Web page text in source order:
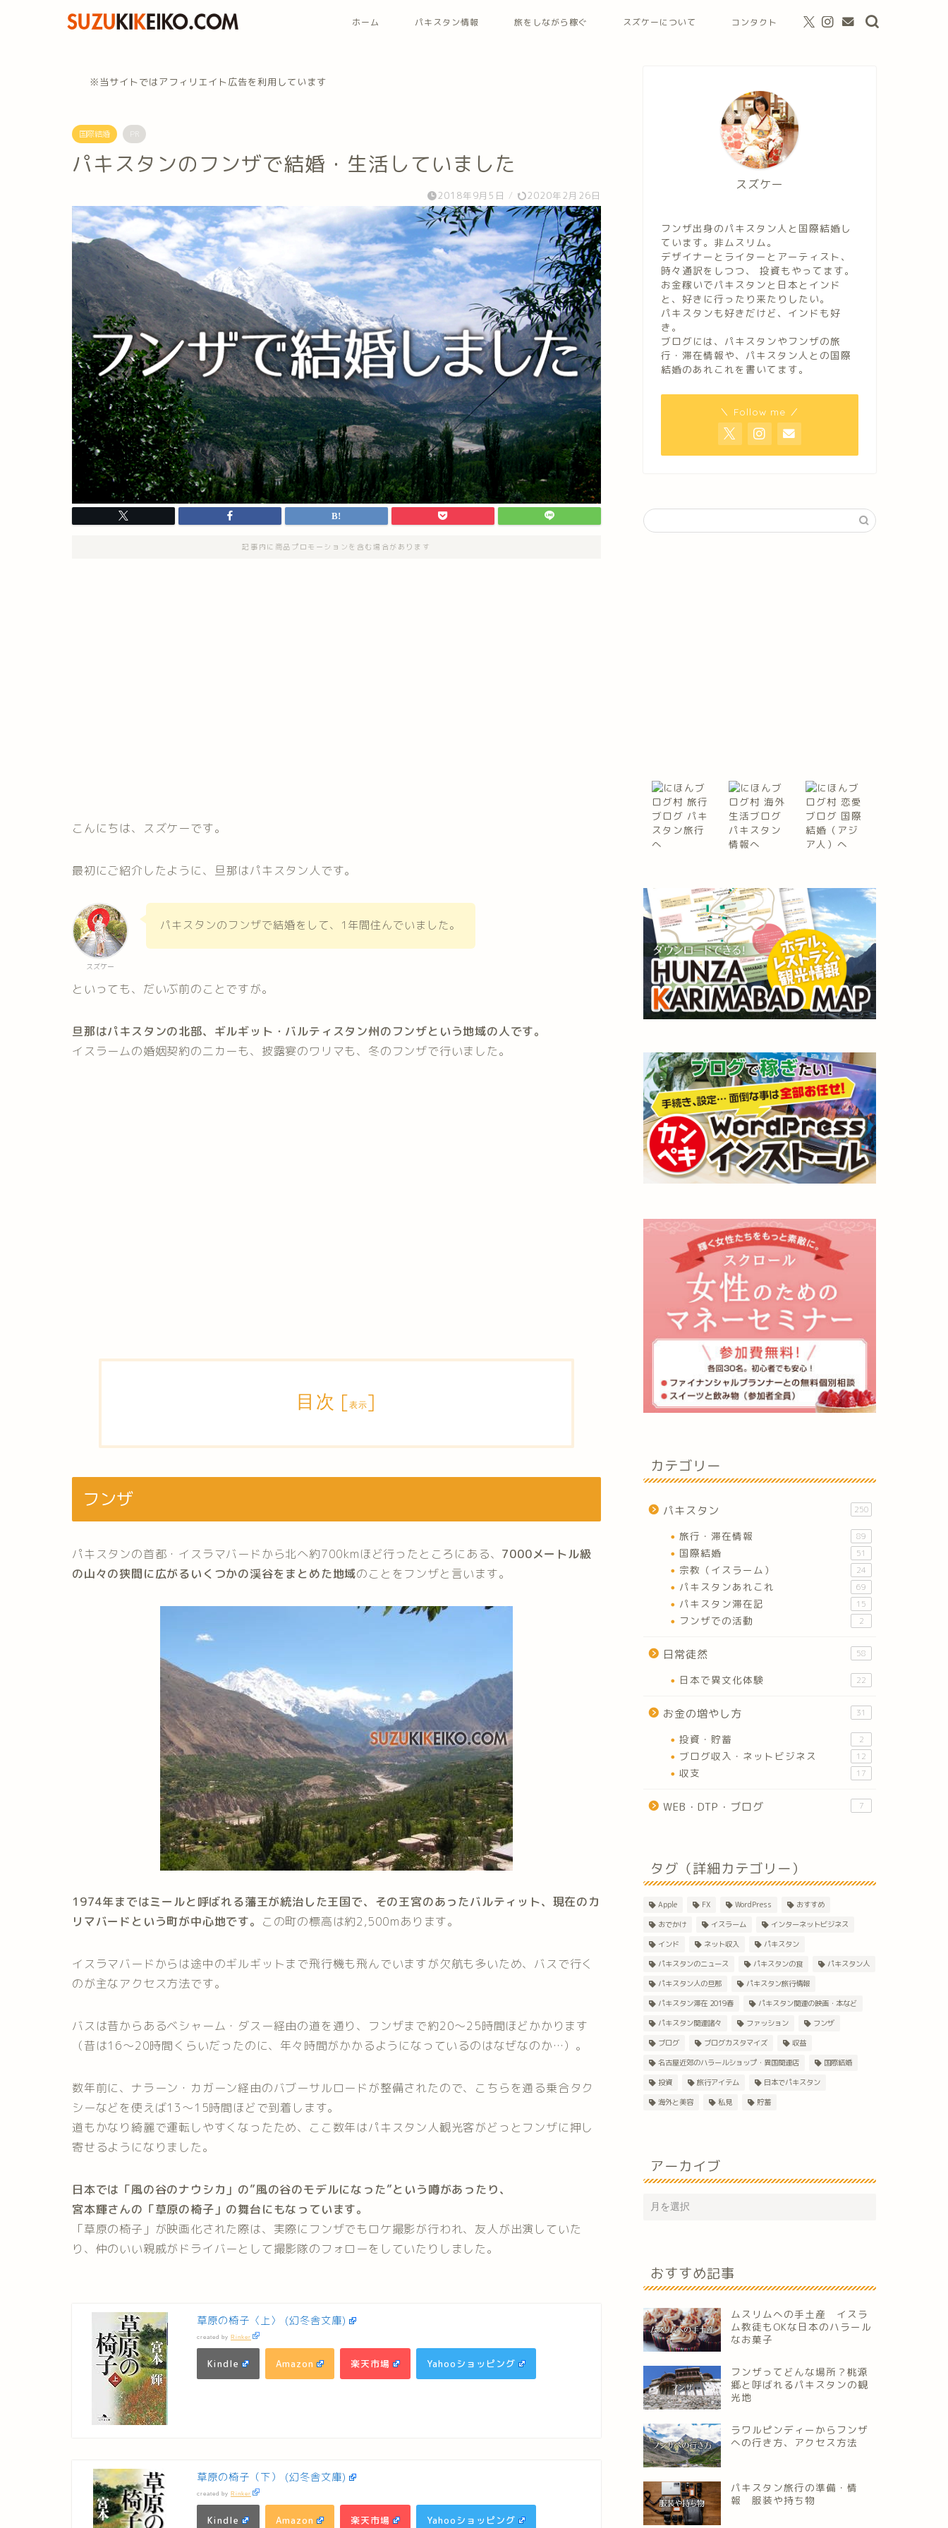
ホーム パキスタン情報 旅をしながら稼ぐ スズケーについて コンタクト
※当サイトではアフィリエイト広告を利用しています
国際結婚 PR
パキスタンのフンザで結婚・生活していました
2018年9月5日 / 2020年2月26日
記事内に商品プロモーションを含む場合があります
こんにちは、スズケーです。
最初にご紹介したように、旦那はパキスタン人です。
スズケー
パキスタンのフンザで結婚をして、1年間住んでいました。
といっても、だいぶ前のことですが。
旦那はパキスタンの北部、ギルギット・バルティスタン州のフンザという地域の人です。
イスラームの婚姻契約の二カーも、披露宴のワリマも、冬のフンザで行いました。
目次 [表示]
フンザ
パキスタンの首都・イスラマバードから北へ約700kmほど行ったところにある、 7000メートル級
の山々の狭間に広がるいくつかの渓谷をまとめた地域のことをフンザと言います。
1974年まではミールと呼ばれる藩王が統治した王国で、その王宮のあったバルティット、現在のカ
リマバードという町が中心地です。 この町の標高は約2,500mあります。
イスラマバードからは途中のギルギットまで飛行機も飛んでいますが欠航も多いため、バスで行く
のが主なアクセス方法です。
バスは昔からあるベシャーム・ダスー経由の道を通り、フンザまで約20〜25時間ほどかかります
（昔は16〜20時間くらいだったのに、年々時間がかかるようになっているのはなぜなのか…）。
数年前に、ナラーン・カガーン経由のバブーサルロードが整備されたので、こちらを通る乗合タク
シーなどを使えば13〜15時間ほどで到着します。
道もかなり綺麗で運転しやすくなったため、ここ数年はパキスタン人観光客がどっとフンザに押し
寄せるようになりました。
日本では「風の谷のナウシカ」の”風の谷のモデルになった”という噂があったり、
宮本輝さんの「草原の椅子」の舞台にもなっています。
「草原の椅子」が映画化された際は、実際にフンザでもロケ撮影が行われ、友人が出演していた
り、仲のいい親戚がドライバーとして撮影隊のフォローをしていたりしました。
草原の椅子〈上〉 (幻冬舎文庫)
created by Rinker
Kindle Amazon 楽天市場 Yahooショッピング
草原の椅子（下） (幻冬舎文庫)
created by Rinker
Kindle Amazon 楽天市場 Yahooショッピング
スズケー
フンザ出身のパキスタン人と国際結婚し
ています。非ムスリム。
デザイナーとライターとアーティスト、
時々通訳をしつつ、 投資もやってます。
お金稼いでパキスタンと日本とインド
と、好きに行ったり来たりしたい。
パキスタンも好きだけど、インドも好
き。
ブログには、パキスタンやフンザの旅
行・滞在情報や、パキスタン人との国際
結婚のあれこれを書いてます。
＼ Follow me ／
カテゴリー
パキスタン 250
旅行・滞在情報 89
国際結婚 51
宗教（イスラーム） 24
パキスタンあれこれ 69
パキスタン滞在記 15
フンザでの活動 2
日常徒然 58
日本で異文化体験 22
お金の増やし方 31
投資・貯蓄 2
ブログ収入・ネットビジネス 12
収支 17
WEB・DTP・ブログ 7
タグ（詳細カテゴリー）
Apple FX WordPress
おすすめ
おでかけ
イスラーム
インターネットビジネス
インド
ネット収入
パキスタン
パキスタンのニュース
パキスタンの食
パキスタン人
パキスタン人の旦那
パキスタン旅行情報
パキスタン滞在 2019春
パキスタン関連の映画・本など
パキスタン関連諸々
ファッション
フンザ
ブログ
ブログカスタマイズ
収益
名古屋近郊のハラールショップ・異国関連店
国際結婚
投資
旅行アイテム
日本でパキスタン
海外と美容
私見 貯蓄
アーカイブ
おすすめ記事
ムスリムへの手土産 イスラ
ム教徒もOKな日本のハラール
なお菓子
フンザってどんな場所？桃源
郷と呼ばれるパキスタンの観
光地
ラワルピンディーからフンザ
への行き方、アクセス方法
パキスタン旅行の準備・情
報 服装や持ち物